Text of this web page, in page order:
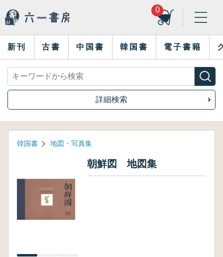
0
新刊 古書 中国書 韓国書 電子書籍
詳細検索
韓国書 地図・写真集
朝鮮図 地図集